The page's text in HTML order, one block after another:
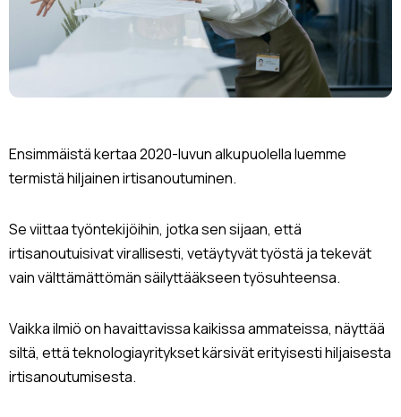
Ensimmäistä kertaa 2020-luvun alkupuolella luemme
termistä hiljainen irtisanoutuminen.
Se viittaa työntekijöihin, jotka sen sijaan, että
irtisanoutuisivat virallisesti, vetäytyvät työstä ja tekevät
vain välttämättömän säilyttääkseen työsuhteensa.
Vaikka ilmiö on havaittavissa kaikissa ammateissa, näyttää
siltä, että teknologiayritykset kärsivät erityisesti hiljaisesta
irtisanoutumisesta.